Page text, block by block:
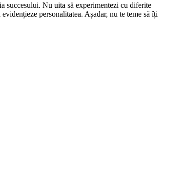
succesului. Nu uita să experimentezi cu diferite
personalitatea. Așadar, nu te teme să îți